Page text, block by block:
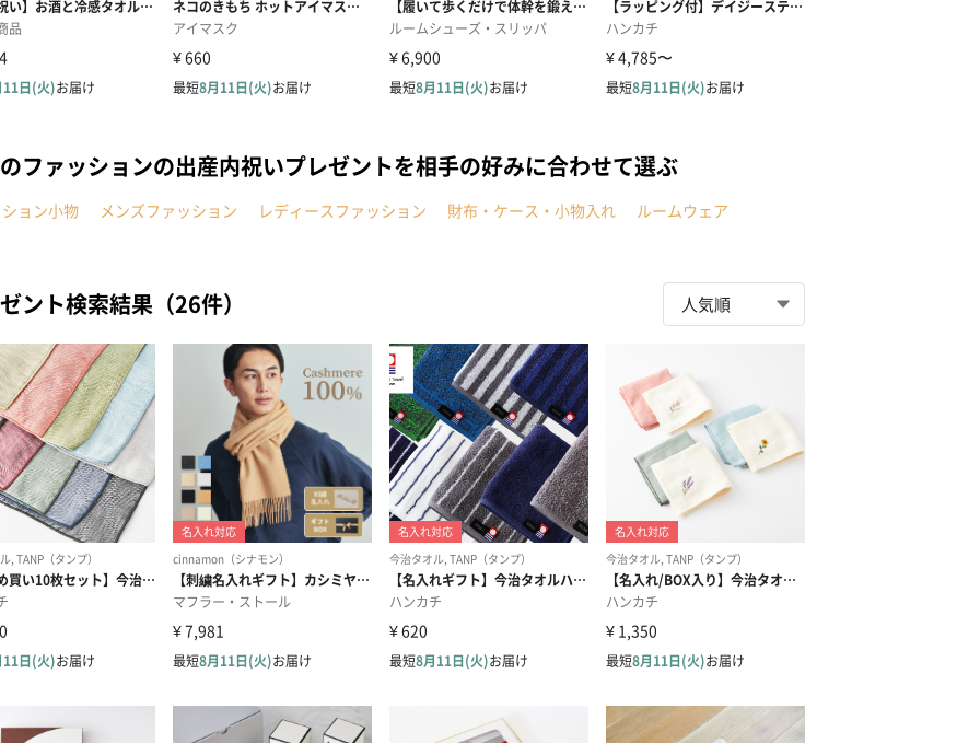
ファッションの出産内祝いプレゼントを相手の好みに合わせて選ぶ
ョン小物 メンズファッション レディースファッション 財布・ケース・小物入れ ルームウェア
ント検索結果（26件）